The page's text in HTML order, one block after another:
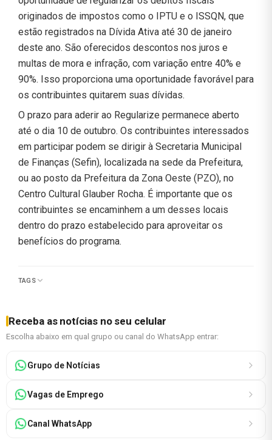
originados de impostos como o IPTU e o ISSQN, que
estão registrados na Dívida Ativa até 30 de janeiro
deste ano. São oferecidos descontos nos juros e
multas de mora e infração, com variação entre 40% e
90%. Isso proporciona uma oportunidade favorável para
os contribuintes quitarem suas dívidas.
O prazo para aderir ao Regularize permanece aberto
até o dia 10 de outubro. Os contribuintes interessados
em participar podem se dirigir à Secretaria Municipal
de Finanças (Sefin), localizada na sede da Prefeitura,
ou ao posto da Prefeitura da Zona Oeste (PZO), no
Centro Cultural Glauber Rocha. É importante que os
contribuintes se encaminhem a um desses locais
dentro do prazo estabelecido para aproveitar os
benefícios do programa.
TAGS
Receba as notícias no seu celular
Escolha abaixo em qual grupo ou canal do WhatsApp entrar:
Grupo de Notícias
Vagas de Emprego
Canal WhatsApp